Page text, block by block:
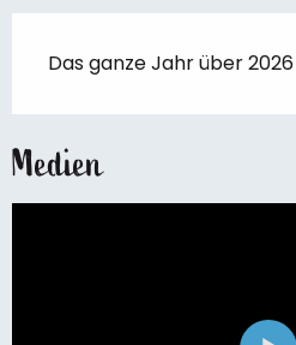
Das ganze Jahr über 2026
Medien